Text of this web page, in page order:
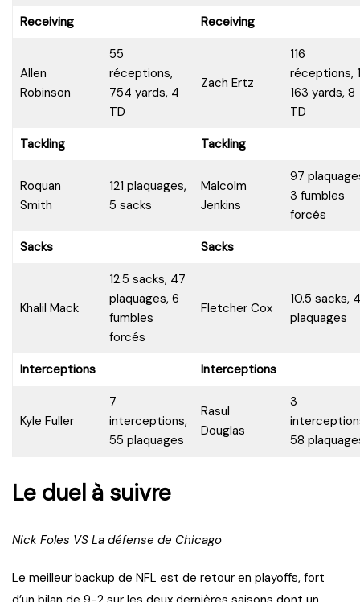
Receiving
Receiving
Allen
Robinson
55
réceptions,
754 yards, 4
TD
Zach Ertz
116
réceptions, 1
163 yards, 8
TD
Tackling
Tackling
Roquan
Smith
121 plaquages,
5 sacks
Malcolm
Jenkins
97
3 fumbles
forcés
Sacks
Sacks
Khalil Mack
12.5 sacks, 47
plaquages, 6
fumbles
forcés
Fletcher Cox
10.5 sacks,
plaquages
Interceptions Interceptions
Kyle Fuller
7
interceptions,
55 plaquages
Rasul
Douglas
3
58
Le duel à suivre
Nick Foles VS La défense de Chicago
Le meilleur backup de NFL est de retour en playoffs, fort